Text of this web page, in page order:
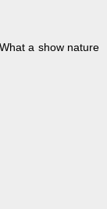
a show nature